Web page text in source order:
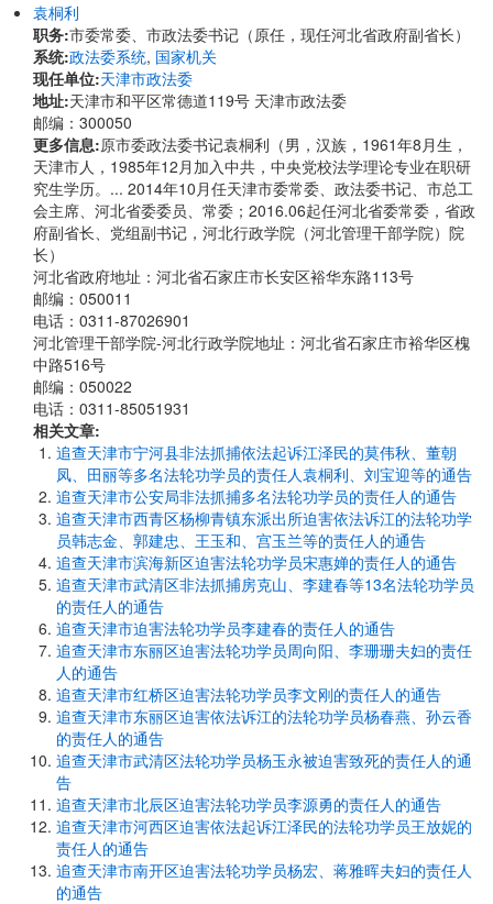
袁桐利
职务:市委常委、市政法委书记（原任，现任河北省政府副省长）
系统:政法委系统, 国家机关
现任单位:天津市政法委
地址:天津市和平区常德道119号 天津市政法委
邮编：300050
更多信息:原市委政法委书记袁桐利（男，汉族，1961年8月生，
天津市人，1985年12月加入中共，中央党校法学理论专业在职研
究生学历。... 2014年10月任天津市委常委、政法委书记、市总工
会主席、河北省委委员、常委；2016.06起任河北省委常委，省政
府副省长、党组副书记，河北行政学院（河北管理干部学院）院
长）
河北省政府地址：河北省石家庄市长安区裕华东路113号
邮编：050011
电话：0311-87026901
河北管理干部学院-河北行政学院地址：河北省石家庄市裕华区槐
中路516号
邮编：050022
电话：0311-85051931
相关文章:
追查天津市宁河县非法抓捕依法起诉江泽民的莫伟秋、董朝
凤、田丽等多名法轮功学员的责任人袁桐利、刘宝迎等的通告
追查天津市公安局非法抓捕多名法轮功学员的责任人的通告
追查天津市西青区杨柳青镇东派出所迫害依法诉江的法轮功学
员韩志金、郭建忠、王玉和、宫玉兰等的责任人的通告
追查天津市滨海新区迫害法轮功学员宋惠婵的责任人的通告
追查天津市武清区非法抓捕房克山、李建春等13名法轮功学员
的责任人的通告
追查天津市迫害法轮功学员李建春的责任人的通告
追查天津市东丽区迫害法轮功学员周向阳、李珊珊夫妇的责任
人的通告
追查天津市红桥区迫害法轮功学员李文刚的责任人的通告
追查天津市东丽区迫害依法诉江的法轮功学员杨春燕、孙云香
的责任人的通告
追查天津市武清区法轮功学员杨玉永被迫害致死的责任人的通
告
追查天津市北辰区迫害法轮功学员李源勇的责任人的通告
追查天津市河西区迫害依法起诉江泽民的法轮功学员王放妮的
责任人的通告
追查天津市南开区迫害法轮功学员杨宏、蒋雅晖夫妇的责任人
的通告